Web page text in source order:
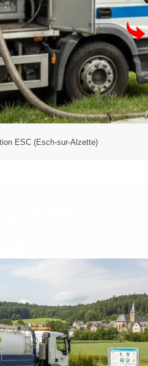
ESC (Esch-sur-Alzette)